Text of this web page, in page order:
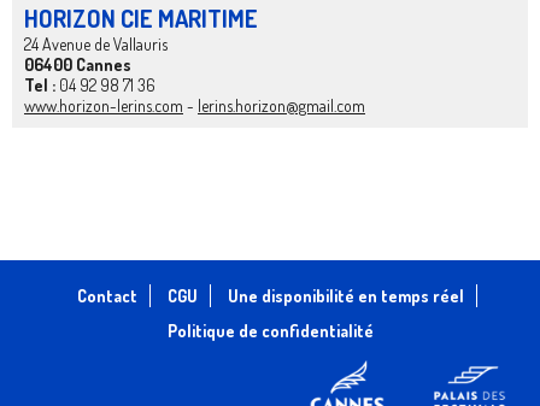
HORIZON CIE MARITIME
24 Avenue de Vallauris
06400 Cannes
Tel : 04 92 98 71 36
www.horizon-lerins.com - lerins.horizon@gmail.com
Contact CGU
Une disponibilité en temps réel
Politique de confidentialité